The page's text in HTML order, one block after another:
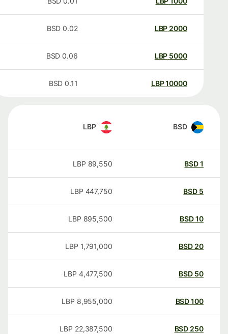
2000
LBP
0.02
BSD
5000
LBP
0.06
BSD
10000
LBP
0.11
BSD
BSD
LBP
BSD
89,550
LBP
BSD
447,750
LBP
BSD
895,500
LBP
20
BSD
1,791,000
LBP
50
BSD
4,477,500
LBP
100
BSD
8,955,000
LBP
250
BSD
22,387,500
LBP